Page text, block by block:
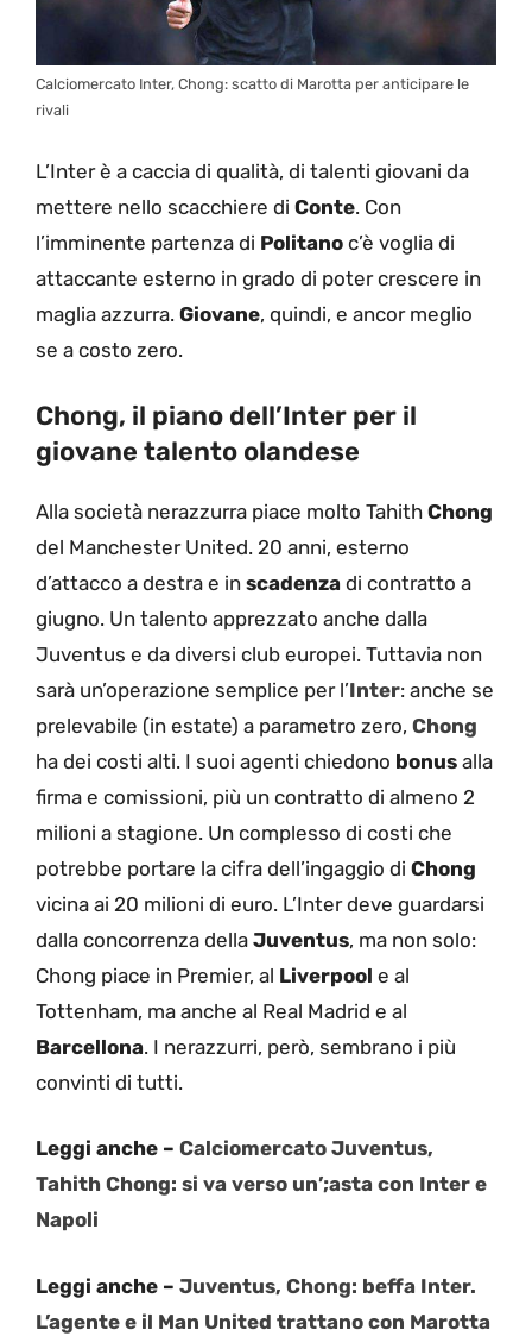
Calciomercato Inter, Chong: scatto di Marotta per anticipare le
rivali
L’Inter è a caccia di qualità, di talenti giovani da
mettere nello scacchiere di Conte. Con
l’imminente partenza di Politano c’è voglia di
attaccante esterno in grado di poter crescere in
maglia azzurra. Giovane, quindi, e ancor meglio
se a costo zero.
Chong, il piano dell’Inter per il
giovane talento olandese
Alla società nerazzurra piace molto Tahith Chong
del Manchester United. 20 anni, esterno
d’attacco a destra e in scadenza di contratto a
giugno. Un talento apprezzato anche dalla
Juventus e da diversi club europei. Tuttavia non
sarà un’operazione semplice per l’Inter: anche se
prelevabile (in estate) a parametro zero, Chong
ha dei costi alti. I suoi agenti chiedono bonus alla
firma e comissioni, più un contratto di almeno 2
milioni a stagione. Un complesso di costi che
potrebbe portare la cifra dell’ingaggio di Chong
vicina ai 20 milioni di euro. L’Inter deve guardarsi
dalla concorrenza della Juventus, ma non solo:
Chong piace in Premier, al Liverpool e al
Tottenham, ma anche al Real Madrid e al
Barcellona. I nerazzurri, però, sembrano i più
convinti di tutti.
Leggi anche – Calciomercato Juventus,
Tahith Chong: si va verso un’;asta con Inter e
Napoli
Leggi anche – Juventus, Chong: beffa Inter.
L’agente e il Man United trattano con Marotta